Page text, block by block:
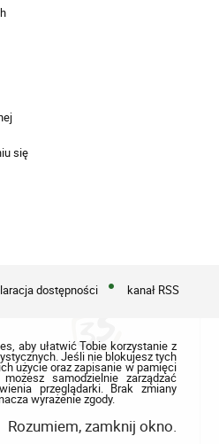
się
dostępności kanał RSS
aby ułatwić Tobie korzystanie z
Jeśli nie blokujesz tych
użycie oraz zapisanie w pamięci
samodzielnie zarządzać
przeglądarki. Brak zmiany
wyrażenie zgody.
Rozumiem, zamknij okno.